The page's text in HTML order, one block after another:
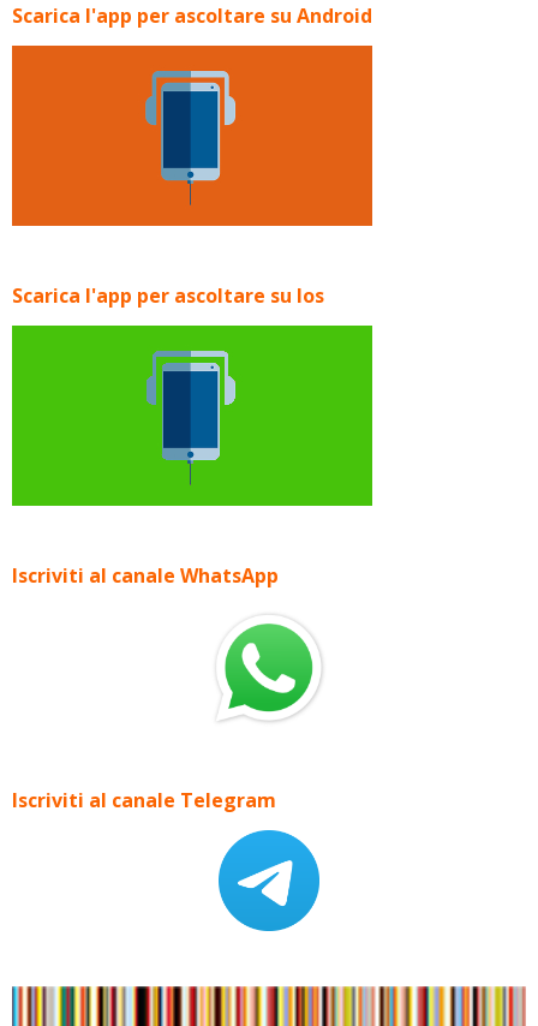
Scarica l'app per ascoltare su Android
Scarica l'app per ascoltare su Ios
Iscriviti al canale WhatsApp
Iscriviti al canale Telegram